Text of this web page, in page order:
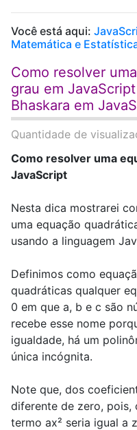
Você está aqui:
Matemática e
Como resolver
grau em
Bhaskara em
Quantidade de
Como resolver uma
JavaScript
Nesta dica mostrarei
uma equação
usando a linguagem
Definimos como
quadráticas qualquer
0 em que a, b e c são
recebe esse nome
igualdade, há um
única incógnita.
Note que, dos
diferente de zero, pois,
termo ax² seria igual a